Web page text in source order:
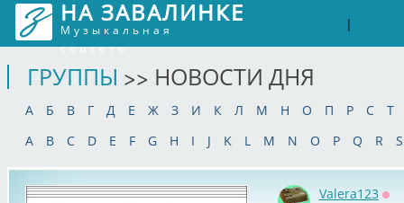
НА ЗАВАЛИНКЕ
Музыкальная
соцсеть
|
ГРУППЫ >> НОВОСТИ ДНЯ
А Б В Г Д Е Ж З И К Л М Н О П Р С
Т
A
B C D E F G H I J K L M N O P Q R S
Valera123